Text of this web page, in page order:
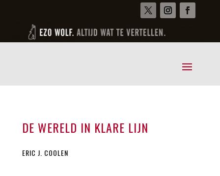
DE WERELD IN KLARE LIJN
ERIC J. COOLEN